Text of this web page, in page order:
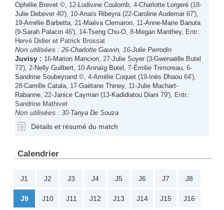
Ophélie Brevet ©, 12- Ludivine Coulomb , 4-Charlotte Lorgeré (18-
Julie Debever 40'), 10-Anaïs Ribeyra (22-Caroline Audemar 67'),
19-Amélie Barbetta , 21-Maéva Clemaron , 11-Anne-Marie Banuta
(9-Sarah Palacin 46'), 14-Tseng Chu-O , 8-Megan Manthey, Entr.:
Hervé Didier et Patrick Brossat
Non utilisées : 26-Charlotte Gauvin , 16-Julie Perrodin
Juvisy : 16-Marion Mancion , 27-Julie Soyer (3-Gwenaëlle Butel
73'), 2-Nelly Guilbert , 10-Annaïg Butel , 7-Émilie Trimoreau , 6-
Sandrine Soubeyrand ©, 4-Amélie Coquet (19- Inès Dhaou 64'),
28-Camille Catala , 17-Gaëtane Thiney, 11-Julie Machart-
Rabanne , 22-Janice Cayman (13-Kadidiatou Diani 79'), Entr.:
Sandrine Mathivet
Non utilisées : 30-Tanya De Souza
Détails et résumé du match
Calendrier
J1 J2 J3 J4 J5 J6 J7 J8
J9 J10 J11 J12 J13 J14 J15 J16